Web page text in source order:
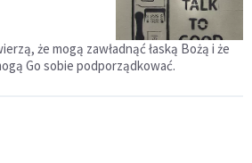
że mogą zawładnąć łaską Bożą i że
Go sobie podporządkować.